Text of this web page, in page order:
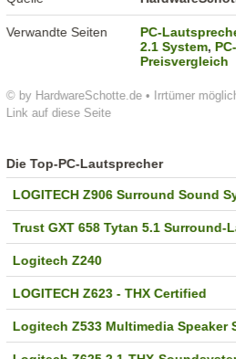
© by HardwareSchotte.de • Irrtümer
Link auf diese Seite
Verwandte Seiten
PC-
2.1 System,
Preisvergleich
Die Top-PC-Lautsprecher
LOGITECH Z906 Surround Sound
Trust GXT 658 Tytan 5.1
Logitech Z240
LOGITECH Z623 - THX Certified
Logitech Z533 Multimedia Speaker